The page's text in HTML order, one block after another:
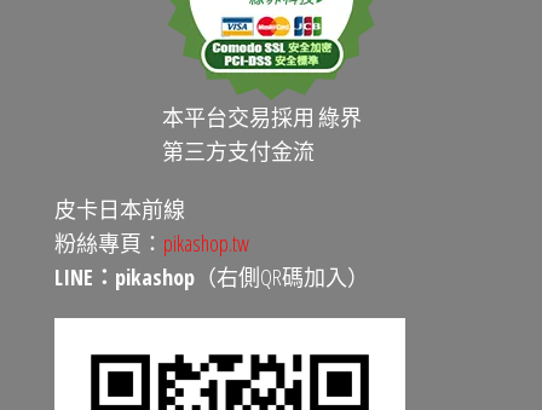
本平台交易採用 綠界
第三方支付金流
皮卡日本前線
粉絲專頁： pikashop.tw
LINE：pikashop （右側QR碼加入）